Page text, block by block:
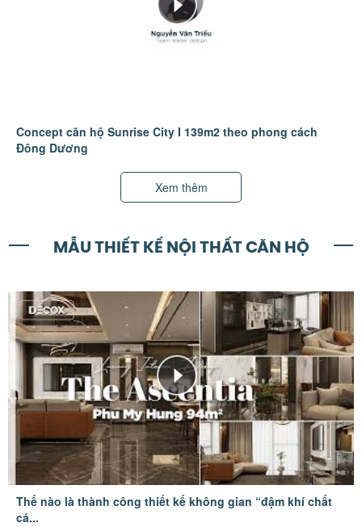
Concept căn hộ Sunrise City I 139m2 theo phong cách
Đông Dương
Xem thêm
MẪU THIẾT KẾ NỘI THẤT CĂN HỘ
Thế nào là thành công thiết kế không gian “đậm khí chất
cá...